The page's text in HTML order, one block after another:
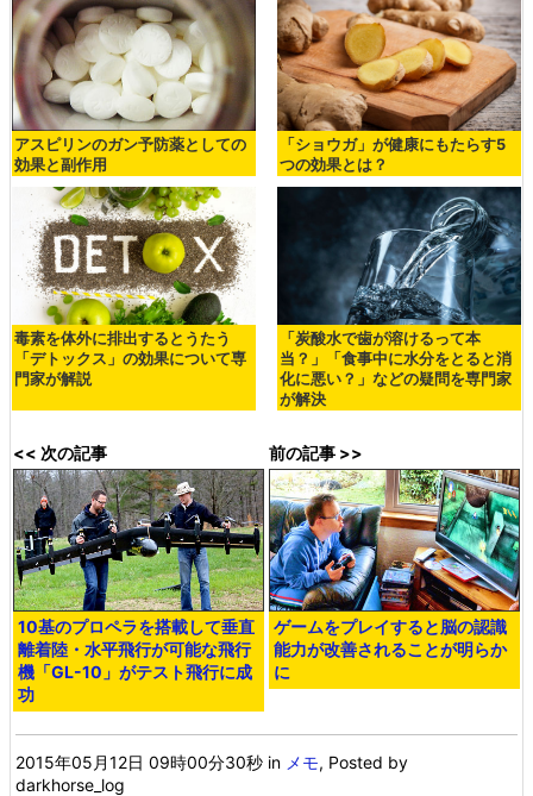
アスピリンのガン予防薬としての
効果と副作用
「ショウガ」が健康にもたらす5
つの効果とは？
毒素を体外に排出するとうたう
「デトックス」の効果について専
門家が解説
「炭酸水で歯が溶けるって本
当？」「食事中に水分をとると消
化に悪い？」などの疑問を専門家
が解決
<< 次の記事
10基のプロペラを搭載して垂直
離着陸・水平飛行が可能な飛行
機「GL-10」がテスト飛行に成
功
前の記事 >>
ゲームをプレイすると脳の認識
能力が改善されることが明らか
に
2015年05月12日 09時00分30秒 in メモ, Posted by
darkhorse_log